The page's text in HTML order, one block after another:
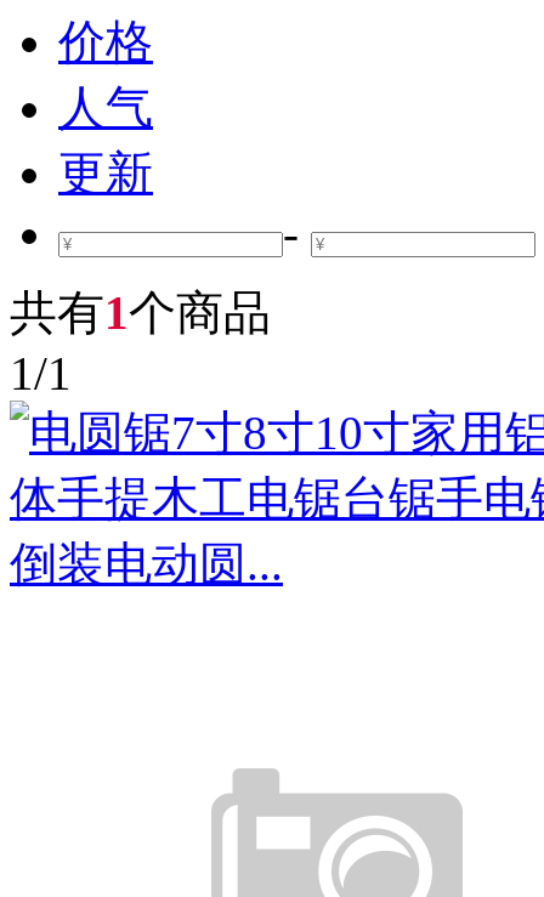
价格
人气
更新
-
共有1个商品
1/1